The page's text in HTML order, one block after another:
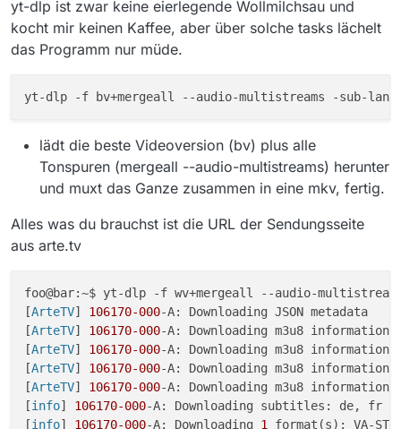
yt-dlp ist zwar keine eierlegende Wollmilchsau und
kocht mir keinen Kaffee, aber über solche tasks lächelt
das Programm nur müde.
lädt die beste Videoversion (bv) plus alle
Tonspuren (mergeall --audio-multistreams) herunter
und muxt das Ganze zusammen in eine mkv, fertig.
Alles was du brauchst ist die URL der Sendungsseite
aus arte.tv
foo@bar:~$ yt-dlp -f wv+mergeall --audio-
[ArteTV] 106170-000-A: Downloading JSON metadata
[ArteTV] 106170-000-A: Downloading m3u8 information
[ArteTV] 106170-000-A: Downloading m3u8 information
[ArteTV] 106170-000-A: Downloading m3u8 information
[ArteTV] 106170-000-A: Downloading m3u8 information
[info] 106170-000-A: Downloading subtitles: de, fr
[info] 106170-000-A: Downloading 1 format(s): VA-STA